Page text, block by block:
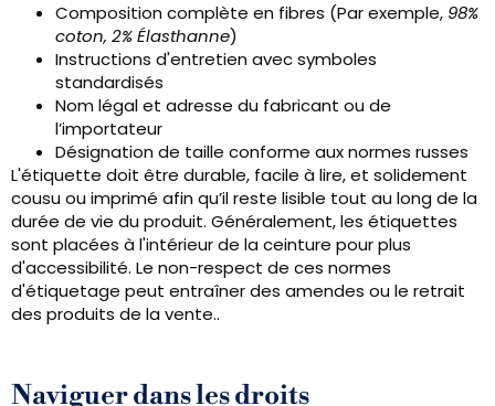
Composition complète en fibres (Par exemple, 98%
coton, 2% Élasthanne)
Instructions d'entretien avec symboles
standardisés
Nom légal et adresse du fabricant ou de
l’importateur
Désignation de taille conforme aux normes russes
L'étiquette doit être durable, facile à lire, et solidement
cousu ou imprimé afin qu’il reste lisible tout au long de la
durée de vie du produit. Généralement, les étiquettes
sont placées à l'intérieur de la ceinture pour plus
d'accessibilité. Le non-respect de ces normes
d'étiquetage peut entraîner des amendes ou le retrait
des produits de la vente..
Naviguer dans les droits